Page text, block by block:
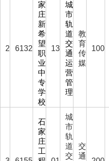
2 6132
家
庄
新
希
望
职
业
中
专
学
校
13
城
市
轨
道
交
通
运
营
管
理
教
育
传
媒
100
石
家
庄
工
城
市
轨
道
交
交
通